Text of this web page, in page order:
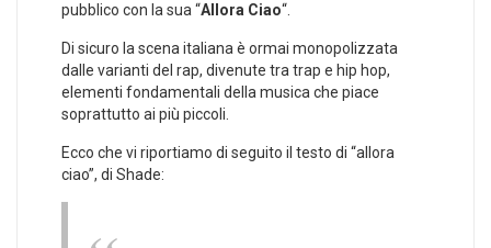
pubblico con la sua “Allora Ciao“.
Di sicuro la scena italiana è ormai monopolizzata
dalle varianti del rap, divenute tra trap e hip hop,
elementi fondamentali della musica che piace
soprattutto ai più piccoli.
Ecco che vi riportiamo di seguito il testo di “allora
ciao”, di Shade: